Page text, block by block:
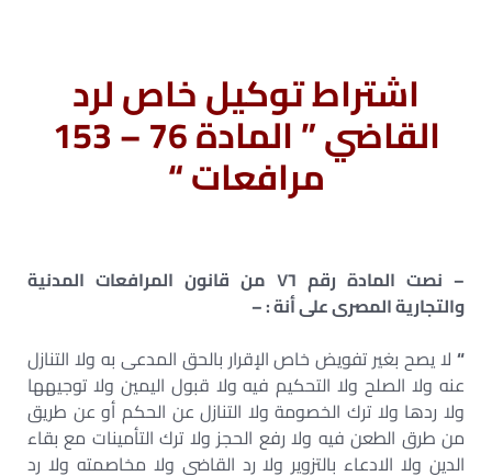
اشتراط توكيل خاص لرد
القاضي ” المادة 76 – 153
مرافعات “
– نصت المادة رقم ٧٦ من قانون المرافعات المدنية
والتجارية المصرى على أنة : –
“ لا يصح بغير تفويض خاص الإقرار بالحق المدعى به ولا التنازل
عنه ولا الصلح ولا التحكيم فيه ولا قبول اليمين ولا توجيهها
ولا ردها ولا ترك الخصومة ولا التنازل عن الحكم أو عن طريق
من طرق الطعن فيه ولا رفع الحجز ولا ترك التأمينات مع بقاء
الدين ولا الادعاء بالتزوير ولا رد القاضى ولا مخاصمته ولا رد